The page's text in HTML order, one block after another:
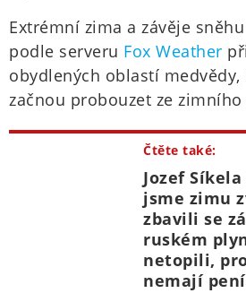
Extrémní zima a závěje
podle serveru Fox Weather
obydlených oblastí medvědy,
začnou probouzet ze zimního
Čtěte také:
Jozef
jsme zimu
zbavili se
ruském
netopili,
nemají